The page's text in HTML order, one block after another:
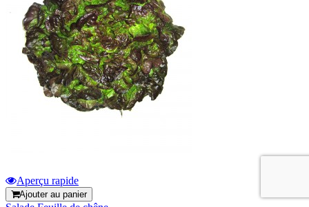
Aperçu rapide
Ajouter au panier